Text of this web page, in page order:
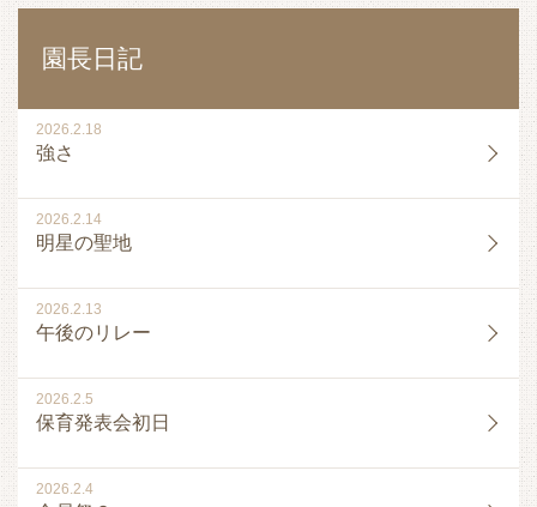
園長日記
強さ
2026.2.18
明星の聖地
2026.2.14
午後のリレー
2026.2.13
保育発表会初日
2026.2.5
2026.2.4